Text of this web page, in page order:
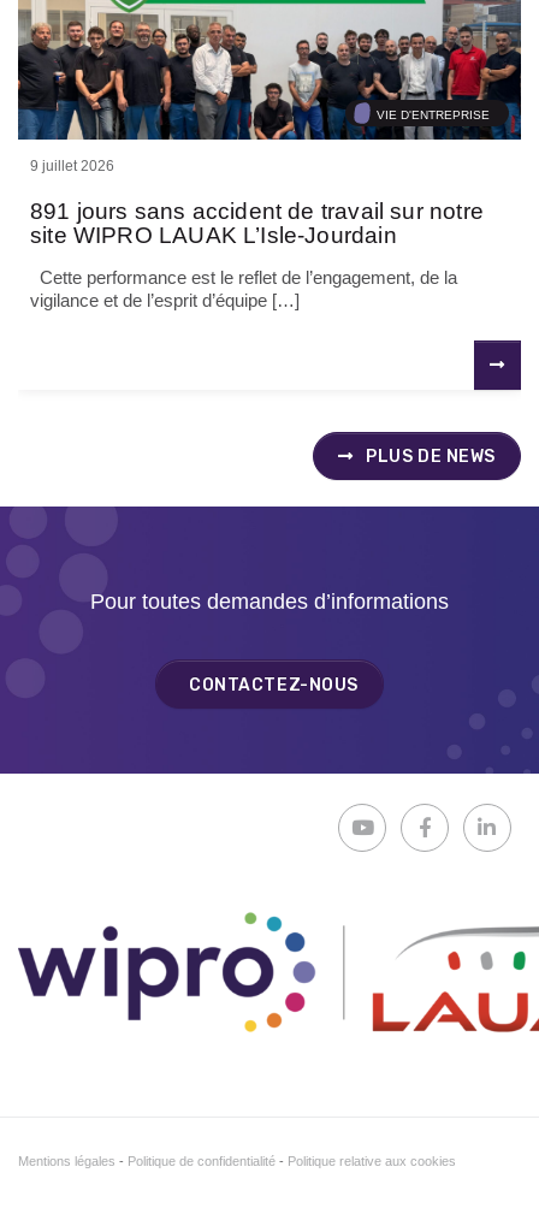
VIE D'ENTREPRISE
9 juillet 2026
891 jours sans accident de travail sur notre
site WIPRO LAUAK L’Isle-Jourdain
Cette performance est le reflet de l’engagement, de la
vigilance et de l’esprit d’équipe […]
PLUS DE NEWS
Pour toutes demandes d’informations
CONTACTEZ-NOUS
Mentions légales Politique de confidentialité Politique relative aux cookies